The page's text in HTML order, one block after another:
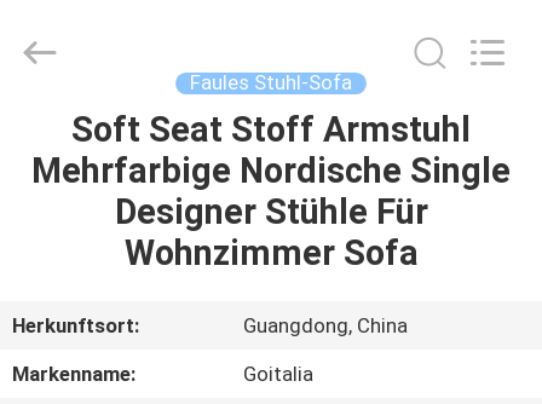
HAUS
PRODUKTE
ÜBER
Limited.
Faules Stuhl-Sofa
Soft Seat Stoff Armstuhl
Mehrfarbige Nordische Single
Designer Stühle Für
Wohnzimmer Sofa
Herkunftsort:
Guangdong, China
Markenname:
Goitalia